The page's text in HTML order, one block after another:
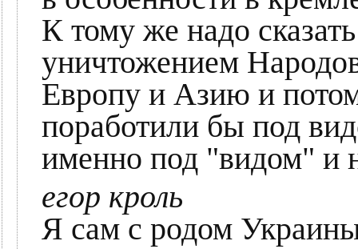
К тому же надо
уничтожением
Европу и Азию и
поработили бы под
именно под "видом" и
егор кроль
Я сам с родом